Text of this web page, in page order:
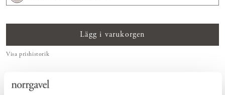
Lägg i varukorgen
Visa prishistorik
ENKELT & UTSÖKT
Hos oss hittar du ett kurerat sortiment av inredning som gör vardagslivet